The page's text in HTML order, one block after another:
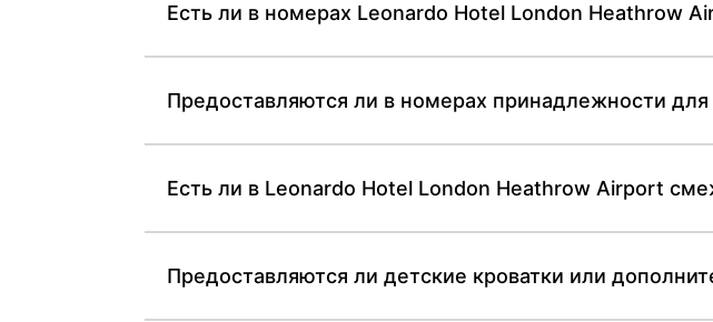
Есть ли в номерах Leonardo Hotel London Heathrow
Предоставляются ли в номерах принадлежности для
Есть ли в Leonardo Hotel London Heathrow Airport
Предоставляются ли детские кроватки или